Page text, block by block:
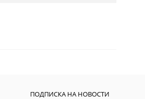
ПОДПИСКА НА НОВОСТИ